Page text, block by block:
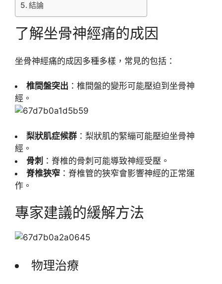
結論
了解坐骨神經痛的成因
坐骨神經痛的成因多種多樣，常見的包括：
椎間盤突出 ：椎間盤的變形可能壓迫到坐骨神
經。
梨狀肌症候群 ：梨狀肌的緊繃可能壓迫坐骨神
經。
骨刺 ：脊椎的骨刺可能導致神經受壓。
脊椎狹窄 ：脊椎管的狹窄會影響神經的正常運
作。
專家建議的緩解方法
物理治療